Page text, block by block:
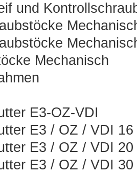
und
Mechanisch
E3-OZ-VDI
E3 / OZ / VDI 16
E3 / OZ / VDI 20
E3 / OZ / VDI 30